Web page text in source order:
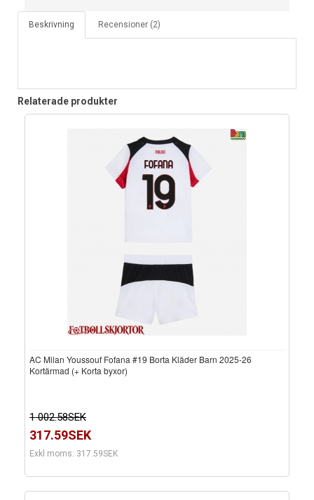
Beskrivning Recensioner (2)
Relaterade produkter
AC Milan Youssouf Fofana #19 Borta Kläder Barn 2025-26
Kortärmad (+ Korta byxor)
1 002.58SEK
317.59SEK
Exkl moms: 317.59SEK